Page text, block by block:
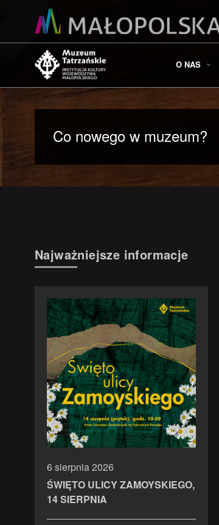
O NAS
Co nowego w muzeum?
Najważniejsze informacje
6 sierpnia 2026
ŚWIĘTO ULICY ZAMOYSKIEGO,
14 SIERPNIA